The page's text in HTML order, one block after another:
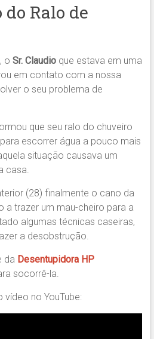
do Ralo de
o Sr. Claudioque estava em uma
em contato com a nossa
o seu problema de
que seu ralo do chuveiro
escorrer água a pouco mais
situação causava um
casa.
(28) finalmente o cano da
a trazer um mau-cheiro para a
algumas técnicas caseiras,
a desobstrução.
da Desentupidora HP
socorrê-la.
no YouTube: